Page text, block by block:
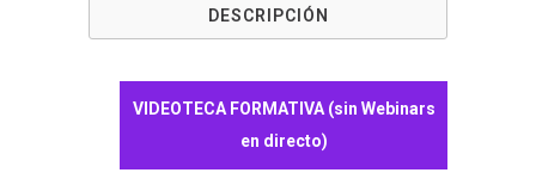
justicia:
DESCRIPCIÓN
VIDEOTECA FORMATIVA (sin Webinars
en directo)